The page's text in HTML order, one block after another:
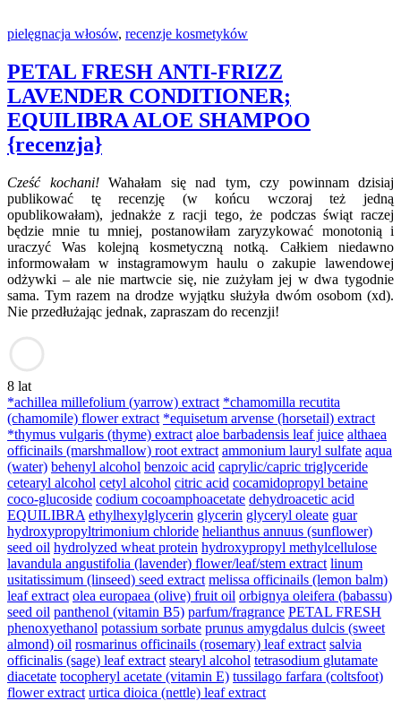
pielęgnacja włosów, recenzje kosmetyków
PETAL FRESH ANTI-FRIZZ
LAVENDER CONDITIONER;
EQUILIBRA ALOE SHAMPOO
{recenzja}
Cześć kochani! Wahałam się nad tym, czy powinnam dzisiaj
publikować tę recenzję (w końcu wczoraj też jedną
opublikowałam), jednakże z racji tego, że podczas świąt raczej
będzie mnie tu mniej, postanowiłam zaryzykować monotonią i
uraczyć Was kolejną kosmetyczną notką. Całkiem niedawno
informowałam w instagramowym haulu o zakupie lawendowej
odżywki – ale nie martwcie się, nie zużyłam jej w dwa tygodnie
sama. Tym razem na drodze wyjątku służyła dwóm osobom (xd).
Nie przedłużając jednak, zapraszam do recenzji!
8 lat
*achillea millefolium (yarrow) extract *chamomilla recutita
(chamomile) flower extract *equisetum arvense (horsetail) extract
*thymus vulgaris (thyme) extract aloe barbadensis leaf juice althaea
officinails (marshmallow) root extract ammonium lauryl sulfate aqua
(water) behenyl alcohol benzoic acid caprylic/capric triglyceride
cetearyl alcohol cetyl alcohol citric acid cocamidopropyl betaine
coco-glucoside codium cocoamphoacetate dehydroacetic acid
EQUILIBRA ethylhexylglycerin glycerin glyceryl oleate guar
hydroxypropyltrimonium chloride helianthus annuus (sunflower)
seed oil hydrolyzed wheat protein hydroxypropyl methylcellulose
lavandula angustifolia (lavender) flower/leaf/stem extract linum
usitatissimum (linseed) seed extract melissa officinails (lemon balm)
leaf extract olea europaea (olive) fruit oil orbignya oleifera (babassu)
seed oil panthenol (vitamin B5) parfum/fragrance PETAL FRESH
phenoxyethanol potassium sorbate prunus amygdalus dulcis (sweet
almond) oil rosmarinus officinails (rosemary) leaf extract salvia
officinalis (sage) leaf extract stearyl alcohol tetrasodium glutamate
diacetate tocopheryl acetate (vitamin E) tussilago farfara (coltsfoot)
flower extract urtica dioica (nettle) leaf extract